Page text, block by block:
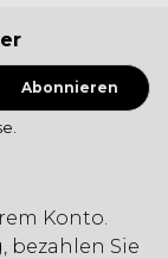
Abonnieren
Konto.
bezahlen Sie